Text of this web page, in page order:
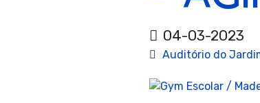
04-03-2023
Auditório do